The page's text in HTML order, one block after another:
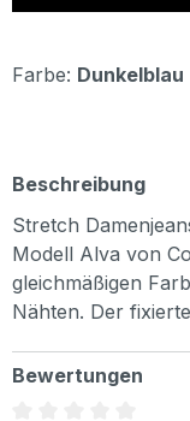
Farbe: Dunkelblau
Beschreibung
Stretch
Modell Alva von
gleichmäßigen
Nähten. Der
Bewertungen